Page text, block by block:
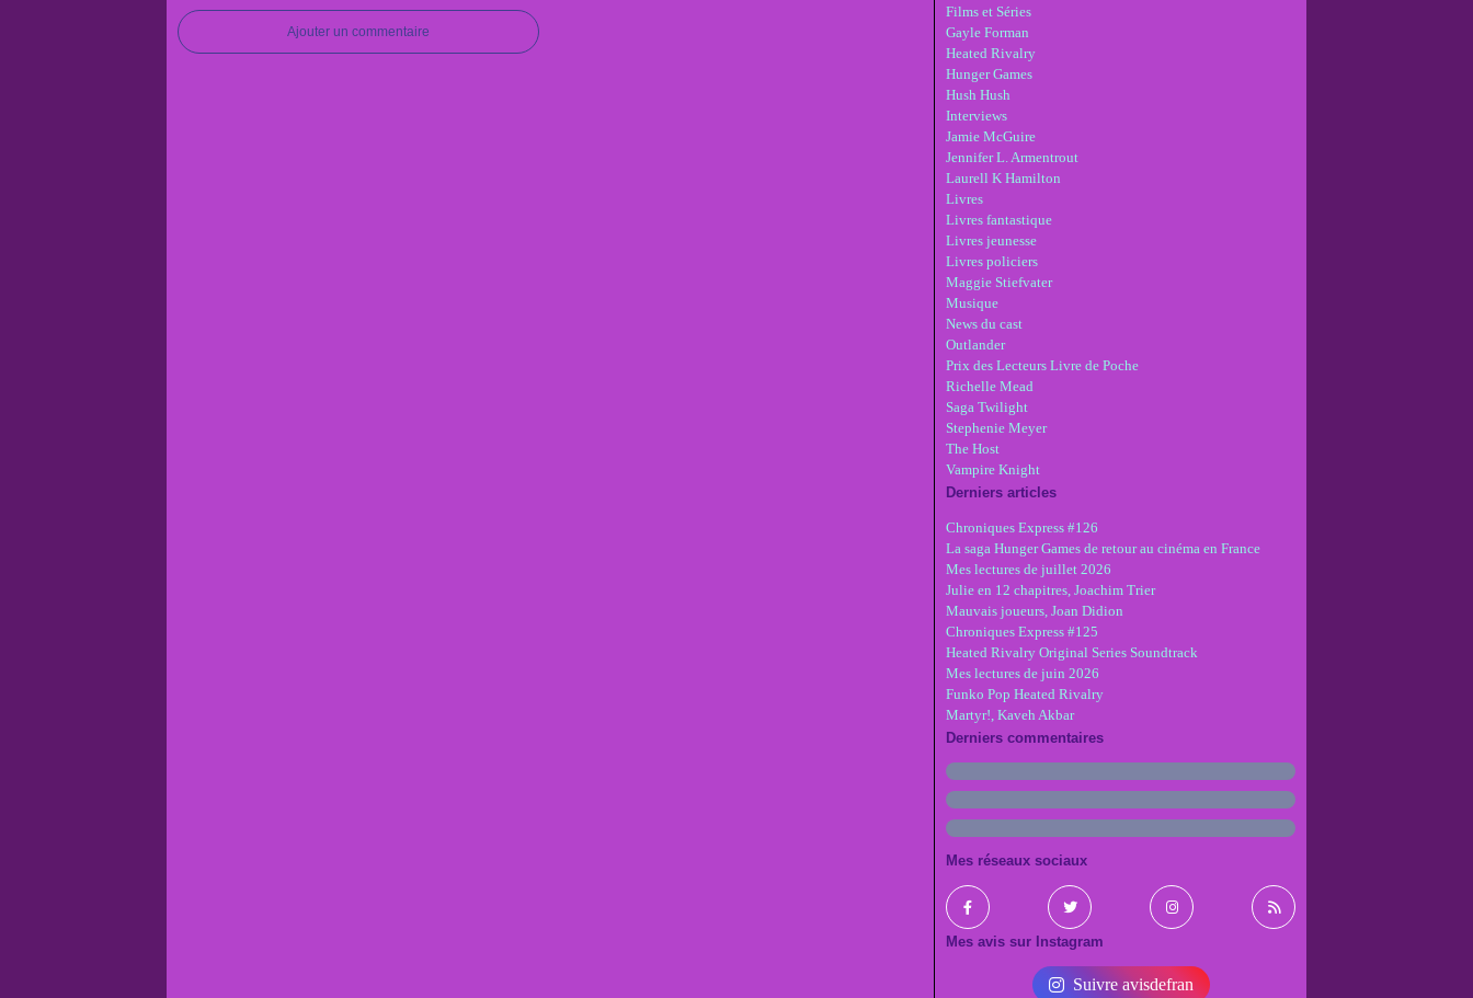
Ajouter un commentaire
Films et Séries
Gayle Forman
Heated Rivalry
Hunger Games
Hush Hush
Interviews
Jamie McGuire
Jennifer L. Armentrout
Laurell K Hamilton
Livres
Livres fantastique
Livres jeunesse
Livres policiers
Maggie Stiefvater
Musique
News du cast
Outlander
Prix des Lecteurs Livre de Poche
Richelle Mead
Saga Twilight
Stephenie Meyer
The Host
Vampire Knight
Derniers articles
Chroniques Express #126
La saga Hunger Games de retour au cinéma en France
Mes lectures de juillet 2026
Julie en 12 chapitres, Joachim Trier
Mauvais joueurs, Joan Didion
Chroniques Express #125
Heated Rivalry Original Series Soundtrack
Mes lectures de juin 2026
Funko Pop Heated Rivalry
Martyr!, Kaveh Akbar
Derniers commentaires
Mes réseaux sociaux
Mes avis sur Instagram
Suivre avisdefran